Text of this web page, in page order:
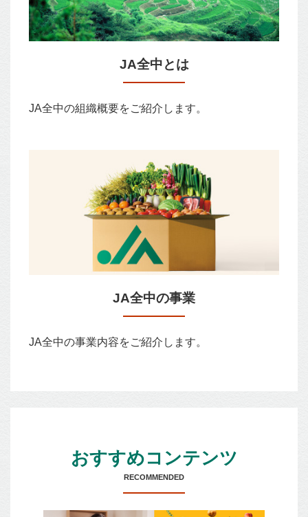
JA全中とは
JA全中の組織概要をご紹介します。
JA全中の事業
JA全中の事業内容をご紹介します。
おすすめコンテンツ
RECOMMENDED